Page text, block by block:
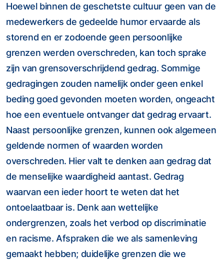
Hoewel binnen de geschetste cultuur geen van de
medewerkers de gedeelde humor ervaarde als
storend en er zodoende geen persoonlijke
grenzen werden overschreden, kan toch sprake
zijn van grensoverschrijdend gedrag. Sommige
gedragingen zouden namelijk onder geen enkel
beding goed gevonden moeten worden, ongeacht
hoe een eventuele ontvanger dat gedrag ervaart.
Naast persoonlijke grenzen, kunnen ook algemeen
geldende normen of waarden worden
overschreden. Hier valt te denken aan gedrag dat
de menselijke waardigheid aantast. Gedrag
waarvan een ieder hoort te weten dat het
ontoelaatbaar is. Denk aan wettelijke
ondergrenzen, zoals het verbod op discriminatie
en racisme. Afspraken die we als samenleving
gemaakt hebben; duidelijke grenzen die we